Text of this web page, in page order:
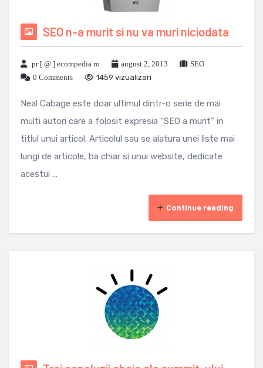
SEO n-a murit si nu va muri niciodata
pr [ @ ] ecompedia ro august 2, 2013
SEO
0 Comments
1459 vizualizari
Neal Cabage este doar ultimul dintr-o serie de mai
multi autori care a folosit expresia “SEO a murit” in
titlul unui articol. Articolul sau se alatura unei liste mai
lungi de articole, ba chiar si unui website, dedicate
acestui ...
Continue reading